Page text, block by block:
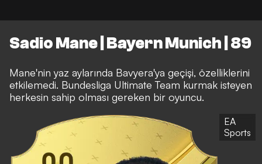
Sadio Mane | Bayern Munich | 89
Mane'nin yaz aylarında Bavyera'ya geçişi, özelliklerini
etkilemedi. Bundesliga Ultimate Team kurmak isteyen
herkesin sahip olması gereken bir oyuncu.
EA
Sports